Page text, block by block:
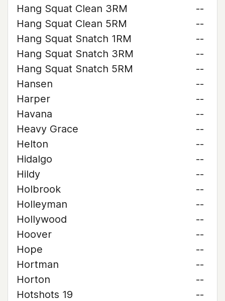
Hang Squat Clean 3RM
--
Hang Squat Clean 5RM
--
Hang Squat Snatch 1RM
--
Hang Squat Snatch 3RM
--
Hang Squat Snatch 5RM
--
Hansen
--
Harper
--
Havana
--
Heavy Grace
--
Helton
--
Hidalgo
--
Hildy
--
Holbrook
--
Holleyman
--
Hollywood
--
Hoover
--
Hope
--
Hortman
--
Horton
--
Hotshots 19
--